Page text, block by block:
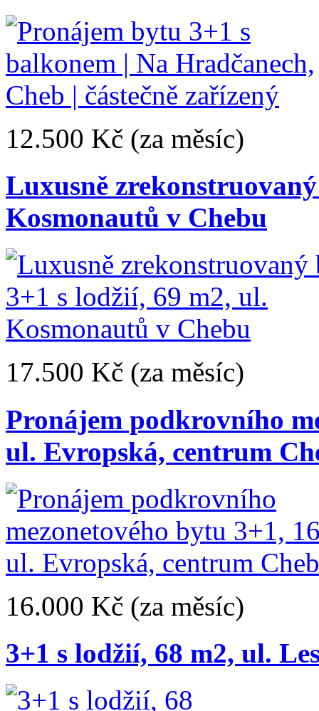
12.500 Kč (za měsíc)
Luxusně
Kosmonautů v Chebu
17.500 Kč (za měsíc)
Pronájem podkrovního
ul. Evropská, centrum
16.000 Kč (za měsíc)
3+1 s lodžií, 68 m2, ul.